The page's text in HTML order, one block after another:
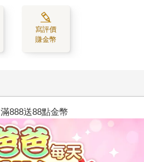
寫評價
賺金幣
888送88點金幣